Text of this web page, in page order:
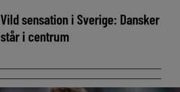
Vild sensation i Sverige: Dansker
står i centrum